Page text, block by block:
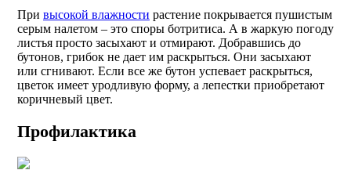
При высокой влажности растение покрывается пушистым
серым налетом – это споры ботритиса. А в жаркую погоду
листья просто засыхают и отмирают. Добравшись до
бутонов, грибок не дает им раскрыться. Они засыхают
или сгнивают. Если все же бутон успевает раскрыться,
цветок имеет уродливую форму, а лепестки приобретают
коричневый цвет.
Профилактика